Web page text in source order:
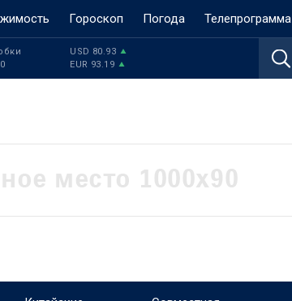
Гороскоп Погода Телепрограмма
USD 80.93
EUR 93.19